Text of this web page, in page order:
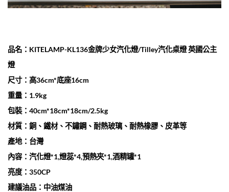
品名：KITELAMP-KL136金牌少女汽化燈/Tilley汽化桌燈 英國公主
燈
尺寸：高36cm*底座16cm
重量：1.9kg
包裝：40cm*18cm*18cm/2.5kg
材質：銅、鐵材、不鏽鋼、耐熱玻璃、耐熱橡膠、皮革等
產地：台灣
內容：汽化燈*1,燈蕊*4,預熱夾*1,酒精罐*1
亮度：350CP
建議油品：中油煤油